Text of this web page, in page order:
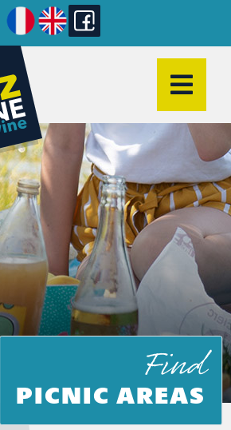
Find
PICNIC AREAS